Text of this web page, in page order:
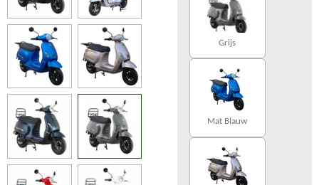
Grijs
Mat Blauw